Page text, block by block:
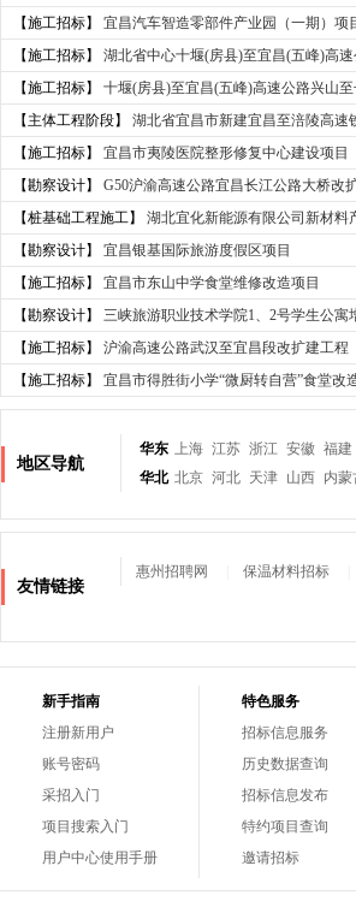
【施工招标】
宜昌汽车智造零部件产业园（一期）项
【施工招标】
湖北省中心十堰(房县)至宜昌(五峰)高
【施工招标】
十堰(房县)至宜昌(五峰)高速公路兴山
【主体工程阶段】
湖北省宜昌市新建宜昌至涪陵高
【施工招标】
宜昌市夷陵医院整形修复中心建设项目
【勘察设计】
G50沪渝高速公路宜昌长江公路大桥改
【桩基础工程施工】
湖北宜化新能源有限公司新材料
【勘察设计】
宜昌银基国际旅游度假区项目
【施工招标】
宜昌市东山中学食堂维修改造项目
【勘察设计】
三峡旅游职业技术学院1、2号学生公寓
【施工招标】
沪渝高速公路武汉至宜昌段改扩建工程
【施工招标】
宜昌市得胜街小学“微厨转自营”食堂改
地区导航
华东 上海 江苏 浙江 安徽 福建
华北 北京 河北 天津 山西 内蒙
友情链接
惠州招聘网 保温材料招标
新手指南
注册新用户
账号密码
采招入门
项目搜索入门
用户中心使用手册
特色服务
招标信息服务
历史数据查询
招标信息发布
特约项目查询
邀请招标